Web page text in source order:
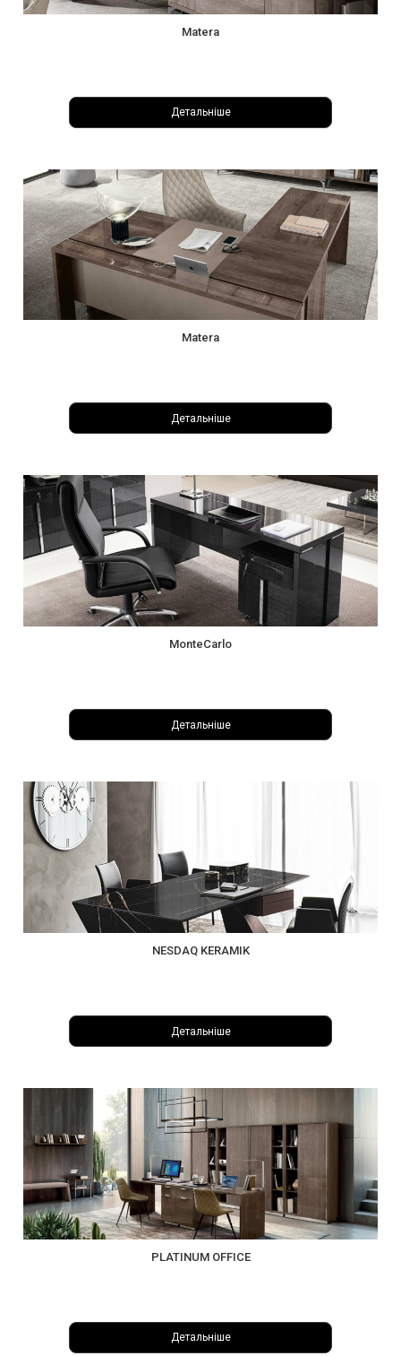
Matera
Детальніше
Matera
Детальніше
MonteCarlo
Детальніше
NESDAQ KERAMIK
Детальніше
PLATINUM OFFICE
Детальніше